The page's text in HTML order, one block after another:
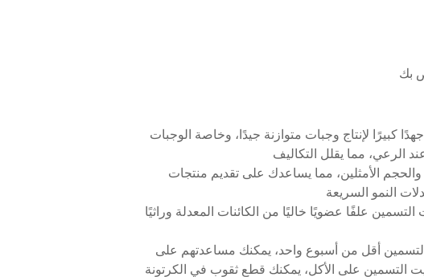
بك
كبيرًا لإنتاج وجبات متوازنة جيدًا، وخاصة الوجبات
الرعي، مما يقلل التكاليف
الأمثلين، مما يساعدك على تقديم منتجات
النمو السريعة
علفًا عضويًا خاليًا من الكائنات المعدلة وراثيًا
التسمين أقل من أسبوع واحد، يمكنك مساعدتهم على
التسمين على الأكل، يمكنك قطع ثقوب في الكرتونة